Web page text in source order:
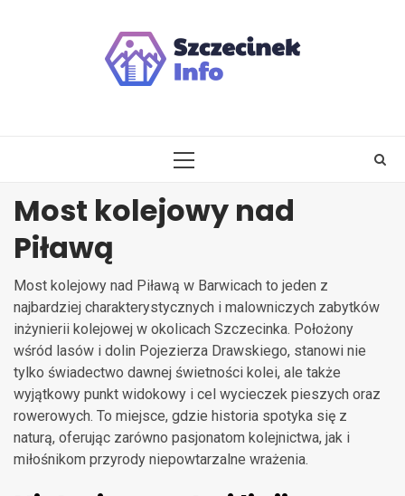
PRIMARY
Most kolejowy nad
Piławą
Most kolejowy nad Piławą w Barwicach to jeden z
najbardziej charakterystycznych i malowniczych zabytków
inżynierii kolejowej w okolicach Szczecinka. Położony
wśród lasów i dolin Pojezierza Drawskiego, stanowi nie
tylko świadectwo dawnej świetności kolei, ale także
wyjątkowy punkt widokowy i cel wycieczek pieszych oraz
rowerowych. To miejsce, gdzie historia spotyka się z
naturą, oferując zarówno pasjonatom kolejnictwa, jak i
miłośnikom przyrody niepowtarzalne wrażenia.